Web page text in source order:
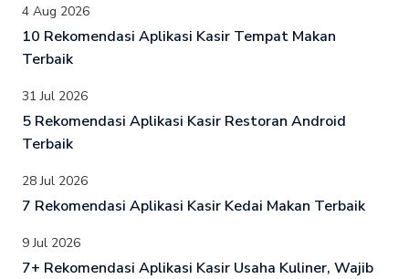
4 Aug 2026
10 Rekomendasi Aplikasi Kasir Tempat Makan
Terbaik
31 Jul 2026
5 Rekomendasi Aplikasi Kasir Restoran Android
Terbaik
28 Jul 2026
7 Rekomendasi Aplikasi Kasir Kedai Makan Terbaik
9 Jul 2026
7+ Rekomendasi Aplikasi Kasir Usaha Kuliner, Wajib